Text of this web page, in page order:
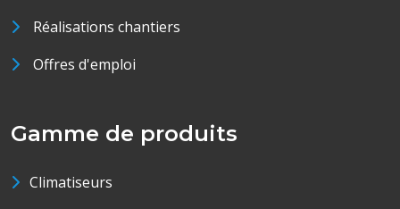
Réalisations chantiers
Offres d'emploi
Gamme de produits
Climatiseurs